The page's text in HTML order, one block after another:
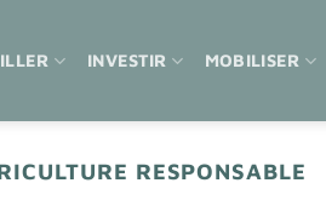
INVESTIR MOBILISER
RESPONSABLE